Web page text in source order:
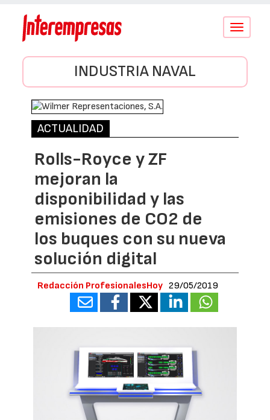
Conmutar
INDUSTRIA NAVAL
ACTUALIDAD
Rolls-Royce y ZF
mejoran la
disponibilidad y las
emisiones de CO2 de
los buques con su nueva
solución digital
Redacción ProfesionalesHoy 29/05/2019